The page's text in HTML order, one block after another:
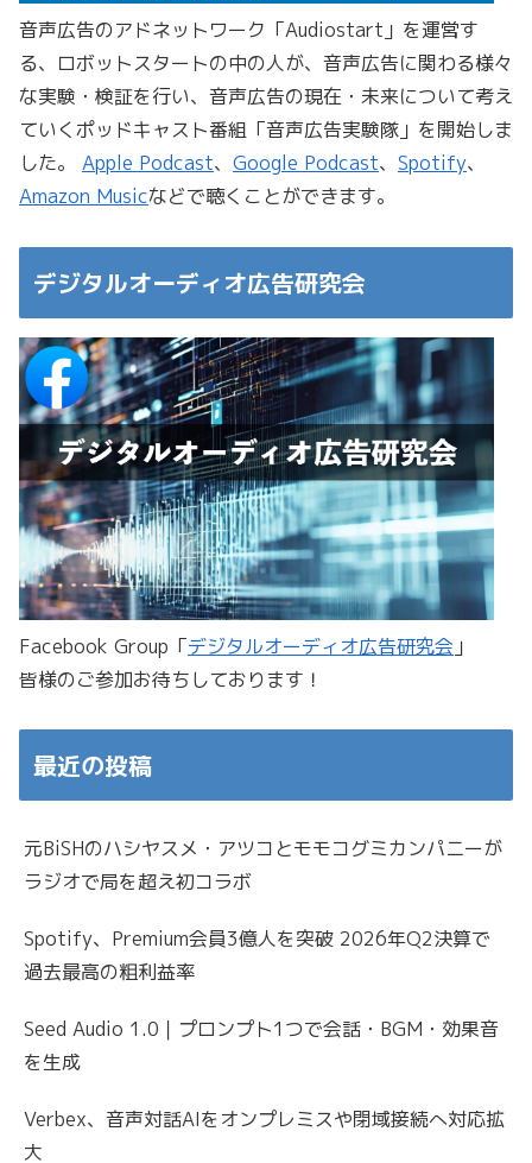
音声広告のアドネットワーク「Audiostart」を運営す
る、ロボットスタートの中の人が、音声広告に関わる様々
な実験・検証を行い、音声広告の現在・未来について考え
ていくポッドキャスト番組「音声広告実験隊」を開始しま
した。 Apple Podcast、 Google Podcast、 Spotify、
Amazon Musicなどで聴くことができます。
デジタルオーディオ広告研究会
Facebook Group「デジタルオーディオ広告研究会 」
皆様のご参加お待ちしております！
最近の投稿
元BiSHのハシヤスメ・アツコとモモコグミカンパニーが
ラジオで局を超え初コラボ
Spotify、Premium会員3億人を突破 2026年Q2決算で
過去最高の粗利益率
Seed Audio 1.0｜プロンプト1つで会話・BGM・効果音
を生成
Verbex、音声対話AIをオンプレミスや閉域接続へ対応拡
大